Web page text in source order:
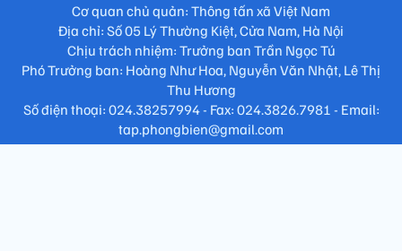
Cơ quan chủ quản: Thông tấn xã Việt Nam
Địa chỉ: Số 05 Lý Thường Kiệt, Cửa Nam, Hà Nội
Chịu trách nhiệm: Trưởng ban Trần Ngọc Tú
Phó Trưởng ban: Hoàng Như Hoa, Nguyễn Văn Nhật, Lê Thị
Thu Hương
Số điện thoại: 024.38257994 - Fax: 024.3826.7981 - Email:
tap.phongbien@gmail.com